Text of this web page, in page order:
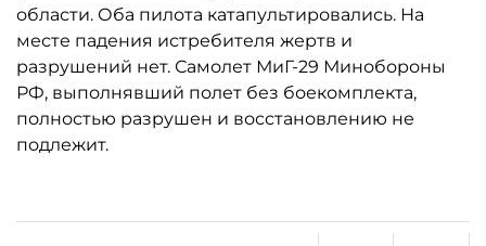
области. Оба пилота катапультировались. На
месте падения истребителя жертв и
разрушений нет. Самолет МиГ-29 Минобороны
РФ, выполнявший полет без боекомплекта,
полностью разрушен и восстановлению не
подлежит.